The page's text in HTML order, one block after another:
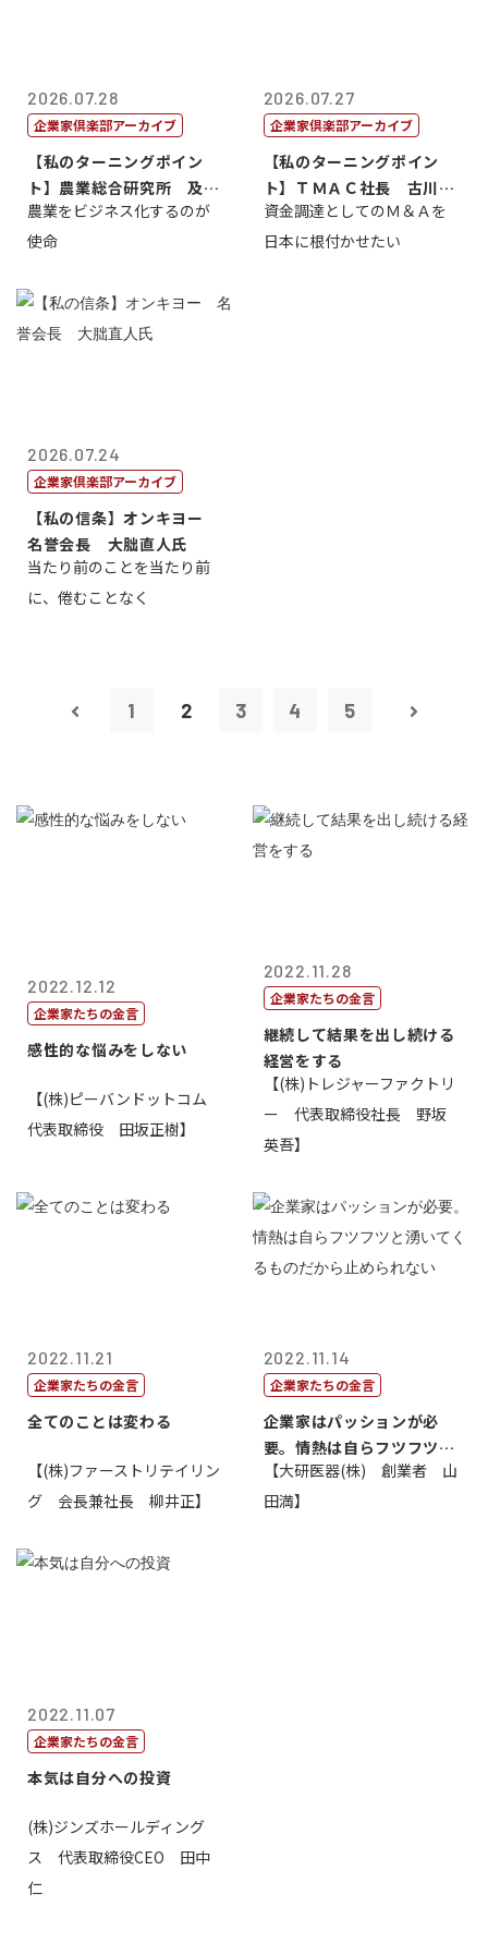
2026.07.28
企業家倶楽部アーカイブ
【私のターニングポイン
ト】農業総合研究所 及川
智正
農業をビジネス化するのが
使命
2026.07.27
企業家倶楽部アーカイブ
【私のターニングポイン
ト】ＴＭＡＣ社長 古川英
一
資金調達としてのＭ＆Ａを
日本に根付かせたい
2026.07.24
企業家倶楽部アーカイブ
【私の信条】オンキヨー
名誉会長 大朏直人氏
当たり前のことを当たり前
に、倦むことなく
1 2 3 4 5
2022.12.12
企業家たちの金言
感性的な悩みをしない
【(株)ピーバンドットコム
代表取締役 田坂正樹】
2022.11.28
企業家たちの金言
継続して結果を出し続ける
経営をする
【(株)トレジャーファクトリ
ー 代表取締役社長 野坂
英吾】
2022.11.21
企業家たちの金言
全てのことは変わる
【(株)ファーストリテイリン
グ 会長兼社長 柳井正】
2022.11.14
企業家たちの金言
企業家はパッションが必
要。情熱は自らフツフツと
湧いてくるもの...
【大研医器(株) 創業者 山
田満】
2022.11.07
企業家たちの金言
本気は自分への投資
(株)ジンズホールディング
ス 代表取締役CEO 田中
仁